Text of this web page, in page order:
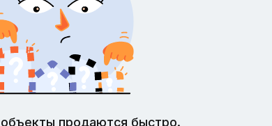
продаются быстро.